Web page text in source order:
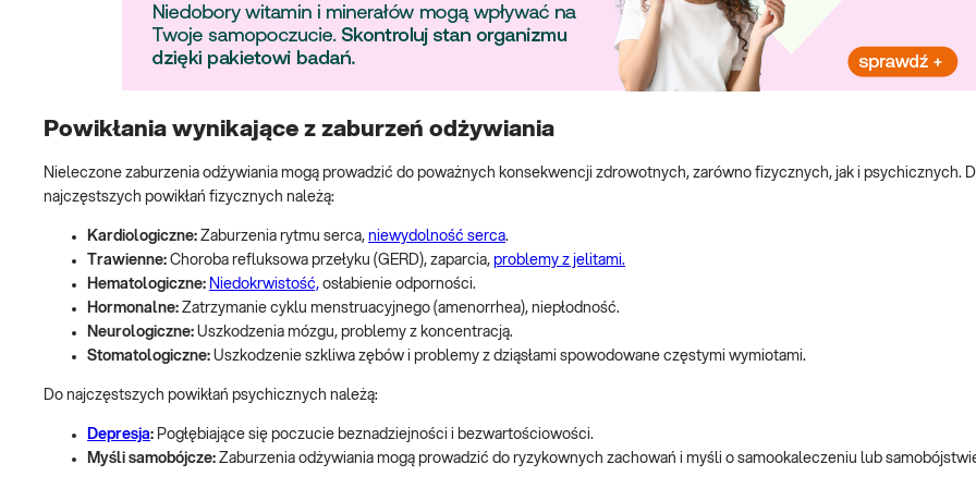
Powikłania wynikające z zaburzeń odżywiania
Nieleczone zaburzenia odżywiania mogą prowadzić do poważnych konsekwencji zdrowotnych, zarówno fizycznych, jak i psychicznych.
najczęstszych powikłań fizycznych należą:
Kardiologiczne: Zaburzenia rytmu serca, niewydolność serca.
Trawienne: Choroba refluksowa przełyku (GERD), zaparcia, problemy z jelitami.
Hematologiczne: Niedokrwistość, osłabienie odporności.
Hormonalne: Zatrzymanie cyklu menstruacyjnego (amenorrhea), niepłodność.
Neurologiczne: Uszkodzenia mózgu, problemy z koncentracją.
Stomatologiczne: Uszkodzenie szkliwa zębów i problemy z dziąsłami spowodowane częstymi wymiotami.
Do najczęstszych powikłań psychicznych należą:
Depresja: Pogłębiające się poczucie beznadziejności i bezwartościowości.
Myśli samobójcze: Zaburzenia odżywiania mogą prowadzić do ryzykownych zachowań i myśli o samookaleczeniu lub